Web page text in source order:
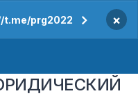
t.me/prg2022 ×